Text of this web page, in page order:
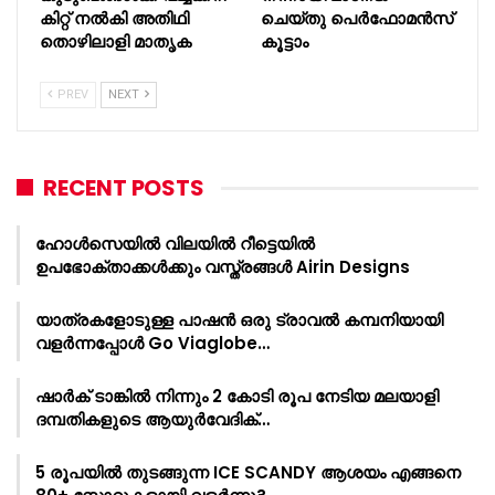
കിറ്റ് നൽകി അതിഥി
തൊഴിലാളി മാതൃക
ചെയ്തു പെർഫോമൻസ്
കൂട്ടാം
PREV NEXT
RECENT POSTS
ഹോൾസെയിൽ വിലയിൽ റീട്ടെയിൽ
ഉപഭോക്താക്കൾക്കും വസ്ത്രങ്ങൾ Airin Designs
യാത്രകളോടുള്ള പാഷൻ ഒരു ട്രാവൽ കമ്പനിയായി
വളർന്നപ്പോൾ Go Viaglobe…
ഷാർക്‌ ടാങ്കിൽ നിന്നും 2 കോടി രൂപ നേടിയ മലയാളി
ദമ്പതികളുടെ ആയുർവേദിക്…
5 രൂപയിൽ തുടങ്ങുന്ന ICE SCANDY ആശയം എങ്ങനെ